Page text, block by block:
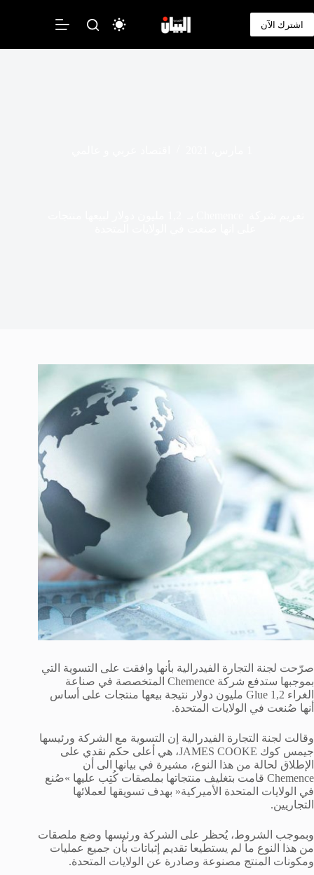
إلى
المحتوى
اشترك الآن
صرّحت لجنة التجارة الفيدرالية بأنها وافقت على التسوية التي
بموجبها ستدفع شركة Chemence المتخصصة في صناعة
الغراء Glue 1,2 مليون دولار نتيجة بيعها منتجات على أساس
أنها صُنعت في الولايات المتحدة.
وقالت لجنة التجارة الفيدرالية إن التسوية مع الشركة ورئيسها
جيمس كوك JAMES COOKE، هي أعلى حكم نقدي على
الإطلاق لحالة من هذا النوع، مشيرة في بيانها الى أن
Chemence قامت بتغليف منتجاتها بملصقات كُتِب عليها »صُنع
في الولايات المتحدة الأميركية« بهدف تسويقها لعملائها
التجاريين.
وبموجب الشروط، يُحظر على الشركة ورئيسها وضع ملصقات
من هذا النوع ما لم يستطيعا تقديم إثباتات بأن جميع عمليات
ومكونات المنتج مصنوعة وصادرة عن الولايات المتحدة.